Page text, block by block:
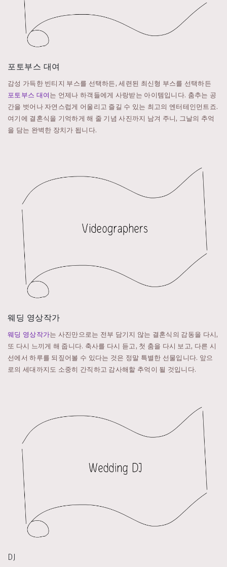
포토부스 대여
감성 가득한 빈티지 부스를 선택하든, 세련된 최신형 부스를 선택하든
포토부스 대여 는 언제나 하객들에게 사랑받는 아이템입니다. 춤추는 공
간을 벗어나 자연스럽게 어울리고 즐길 수 있는 최고의 엔터테인먼트죠.
여기에 결혼식을 기억하게 해 줄 기념 사진까지 남겨 주니, 그날의 추억
을 담는 완벽한 장치가 됩니다.
웨딩 영상작가
웨딩 영상작가는 사진만으로는 전부 담기지 않는 결혼식의 감동을 다시,
또 다시 느끼게 해 줍니다. 축사를 다시 듣고, 첫 춤을 다시 보고, 다른 시
선에서 하루를 되짚어볼 수 있다는 것은 정말 특별한 선물입니다. 앞으
로의 세대까지도 소중히 간직하고 감사해할 추억이 될 것입니다.
DJ